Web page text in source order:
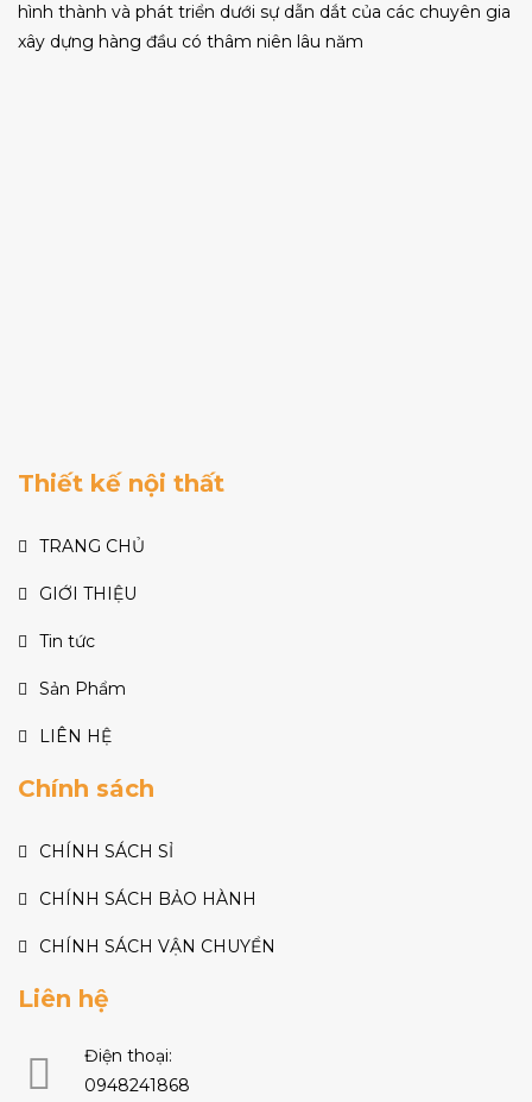
hình thành và phát triển dưới sự dẫn dắt của các chuyên gia
xây dựng hàng đầu có thâm niên lâu năm
Thiết kế nội thất
TRANG CHỦ
GIỚI THIỆU
Tin tức
Sản Phẩm
LIÊN HỆ
Chính sách
CHÍNH SÁCH SỈ
CHÍNH SÁCH BẢO HÀNH
CHÍNH SÁCH VẬN CHUYỂN
Liên hệ
Điện thoại:
0948241868